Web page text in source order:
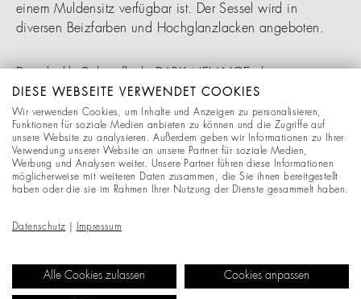
einem Muldensitz verfügbar ist. Der Sessel wird in
diversen Beizfarben und Hochglanzlacken angeboten.
effektvoll zwischen sattem Schwarz, dunklem
Schokobraun und helleren Naturtönen. Durch den
natürlich reaktiven Färbeprozess kommt es zu leichten
Unregelmäßigkeiten in der Farbgebung, die dem Material
seinen besonders individuellen Ausdruck verleihen. Die
Schönheit des Naturprodukts und seine Beschaffenheit
akzentuiert. DARK MELANGE bietet im
gestalterische Option. So lassen sich individuelle
Wünsche von Planer:innen im Objektbereich wie auch in
DIESE WEBSEITE VERWENDET COOKIES
Wir verwenden Cookies, um Inhalte und Anzeigen zu personalisieren,
Funktionen für soziale Medien anbieten zu können und die Zugriffe auf
unsere Website zu analysieren. Außerdem geben wir Informationen zu Ihrer
Verwendung unserer Website an unsere Partner für soziale Medien,
Werbung und Analysen weiter. Unsere Partner führen diese Informationen
möglicherweise mit weiteren Daten zusammen, die Sie ihnen bereitgestellt
haben oder die sie im Rahmen Ihrer Nutzung der Dienste gesammelt haben.
Datenschutz Impressum
Alle Cookies zulassen Cookies anpassen